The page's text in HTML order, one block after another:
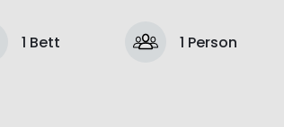
1 Bett 1 Person